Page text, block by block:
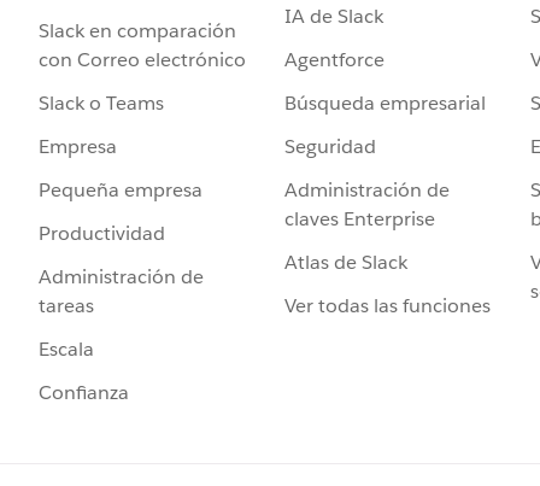
Slack en comparación
con Correo electrónico
Slack o Teams
Empresa
Pequeña empresa
Productividad
Administración de
tareas
Escala
Confianza
IA de Slack
Agentforce
Búsqueda empresarial
Seguridad
Administración de
claves Enterprise
Atlas de Slack
Ver todas las funciones